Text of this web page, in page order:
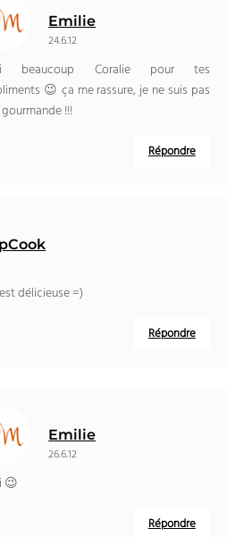
Emilie
24.6.12
beaucoup Coralie pour tes
😉 ça me rassure, je ne suis pas
!!!
Répondre
délicieuse =)
Répondre
Emilie
26.6.12
😉
Répondre